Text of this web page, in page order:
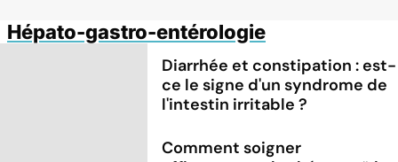
Hépato-gastro-entérologie
Diarrhée et constipation : est-
ce le signe d'un syndrome de
l'intestin irritable ?
Comment soigner